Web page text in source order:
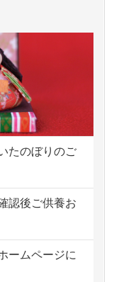
込み
込み
込み
申込み
申込み
申込み
方等）がとて
ただきまし
きちんと供養
きた七段飾り
に供養してい
たのぼりのご
認後ご供養お
ームページに